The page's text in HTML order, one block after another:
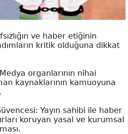
ve haber etiğinin
kritik olduğuna dikkat
organlarının nihai
kaynaklarının kamuoyuna
Yayın sahibi ile haber
koruyan yasal ve kurumsal